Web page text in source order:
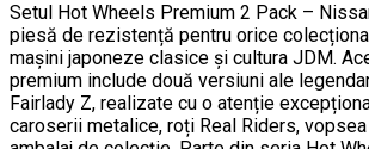
Setul Hot Wheels Premium 2 Pack –
piesă de rezistență pentru orice
mașini japoneze clasice și cultura JDM.
premium include două versiuni ale
Fairlady Z, realizate cu o atenție
caroserii metalice, roți Real Riders,